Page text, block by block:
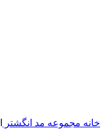
خانه مجموعه مد انگشتر